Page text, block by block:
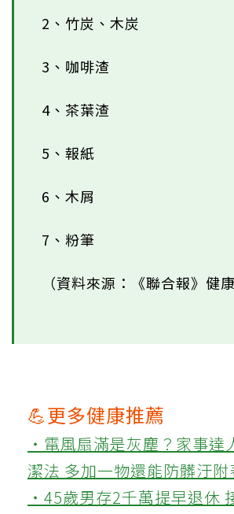
2、竹炭、木炭
3、咖啡渣
4、茶葉渣
5、報紙
6、木屑
7、粉筆
（資料來源：《聯合報》健
💪更多健康推薦
‧電風扇滿是灰塵？家事達
潔法 多加一物還能防髒汙附
‧45歲男存2千萬提早退休